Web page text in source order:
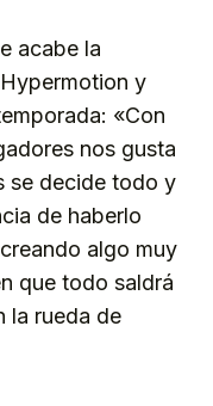
acabe la
y
«Con
nos gusta
se decide todo y
de haberlo
algo muy
que todo saldrá
la rueda de